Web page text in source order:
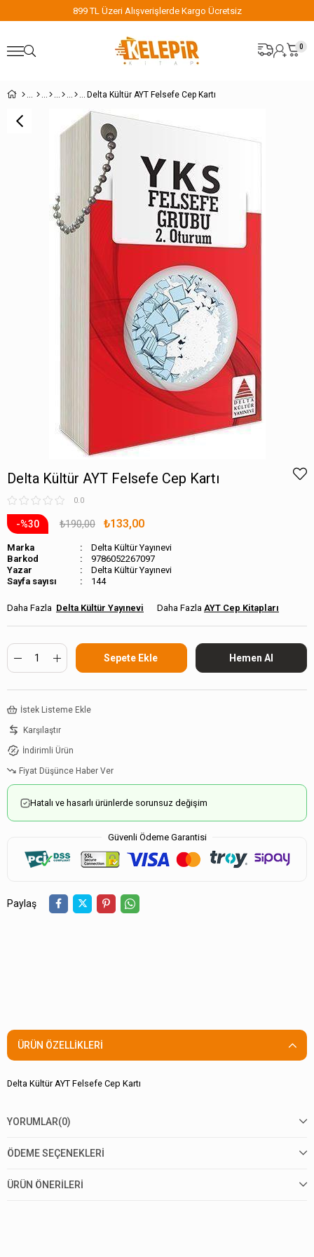
899 TL Üzeri Alışverişlerde Kargo Ücretsiz
0
Delta Kültür AYT Felsefe Cep Kartı
Delta Kültür AYT Felsefe Cep Kartı
0.0
30 ₺190,00 ₺133,00
Marka
Delta Kültür Yayınevi
Barkod
9786052267097
Delta Kültür Yayınevi
Sayfa sayısı
144
Delta Kültür Yayınevi AYT Cep Kitapları
İstek Listeme Ekle
Karşılaştır
İndirimli Ürün
Fiyat Düşünce Haber Ver
Hatalı ve hasarlı ürünlerde sorunsuz değişim
Güvenli Ödeme Garantisi
Paylaş
ÜRÜN ÖZELLIKLERI
Delta Kültür AYT Felsefe Cep Kartı
YORUMLAR(0)
ÖDEME SEÇENEKLERI
ÜRÜN ÖNERILERI